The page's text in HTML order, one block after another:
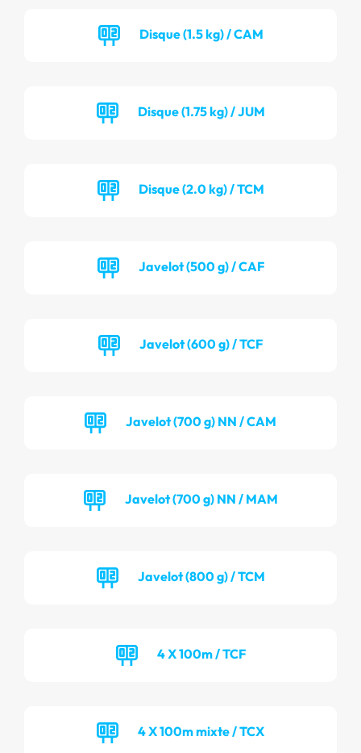
Disque (1.5 kg) / CAM
Disque (1.75 kg) / JUM
Disque (2.0 kg) / TCM
Javelot (500 g) / CAF
Javelot (600 g) / TCF
Javelot (700 g) NN / CAM
Javelot (700 g) NN / MAM
Javelot (800 g) / TCM
4 X 100m / TCF
4 X 100m mixte / TCX